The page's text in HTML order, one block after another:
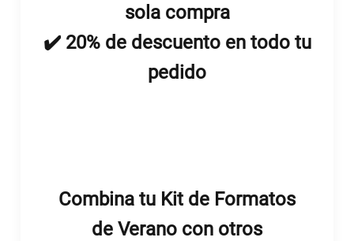
sola compra
✔️ 20% de descuento en todo tu
pedido
Combina tu Kit de Formatos
de Verano con otros